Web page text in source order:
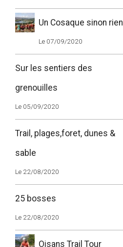
Un Cosaque sinon rien
Le 07/09/2020
Sur les sentiers des
grenouilles
Le 05/09/2020
Trail, plages,foret, dunes &
sable
Le 22/08/2020
25 bosses
Le 22/08/2020
Oisans Trail Tour